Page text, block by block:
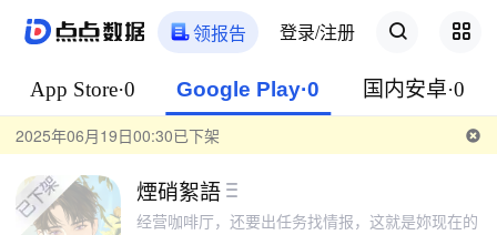
领报告 登录/注册
App Store·0 Google Play·0 国内安卓·0
2025年06月19日00:30已下架
煙硝絮語
经营咖啡厅，还要出任务找情报，这就是妳现在的